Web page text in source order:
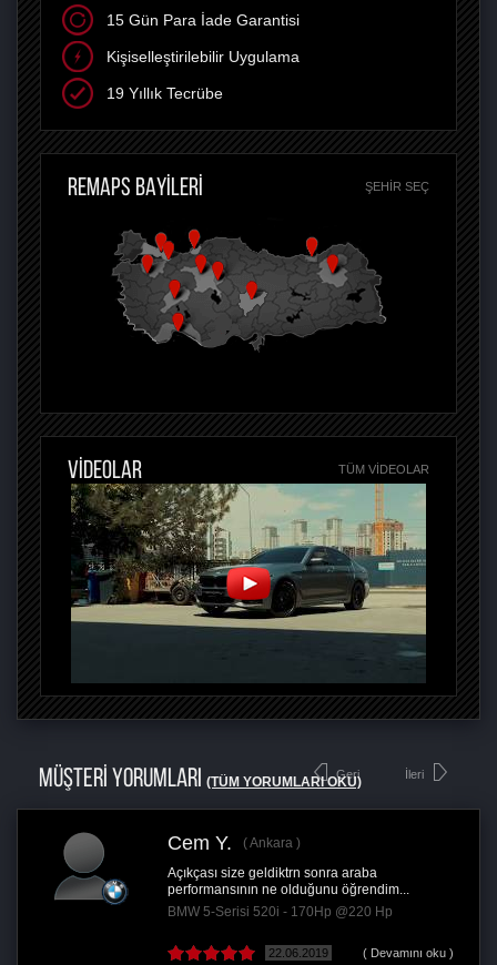
15 Gün Para İade Garantisi
Kişiselleştirilebilir Uygulama
19 Yıllık Tecrübe
REMAPS BAYİLERİ ŞEHIR SEÇ
VİDEOLAR TÜM VIDEOLAR
MÜŞTERİ YORUMLARI (TÜM YORUMLARI OKU)
Geri
Cem Y.
Ankara
Açıkçası size geldiktrn sonra araba
performansının ne olduğunu öğrendim...
BMW 5-Serisi 520i - 170Hp @220 Hp
22.06.2019 ( Devamını oku )
İleri